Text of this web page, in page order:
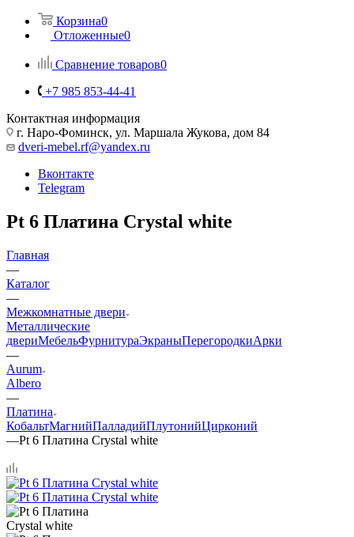
Корзина0
Отложенные0
Сравнение товаров0
+7 985 853-44-41
Контактная информация
г. Наро-Фоминск, ул. Маршала Жукова, дом 84
dveri-mebel.rf@yandex.ru
Вконтакте
Telegram
Pt 6 Платина Crystal white
Главная
—
Каталог
—
Межкомнатные двери
Металлические
двериМебельФурнитураЭкраныПерегородкиАрки
—
Aurum
Albero
—
Платина
КобальтМагнийПалладийПлутонийЦирконий
—Pt 6 Платина Crystal white